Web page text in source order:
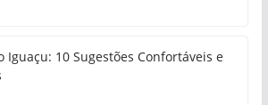
Iguaçu: 10 Sugestões Confortáveis e